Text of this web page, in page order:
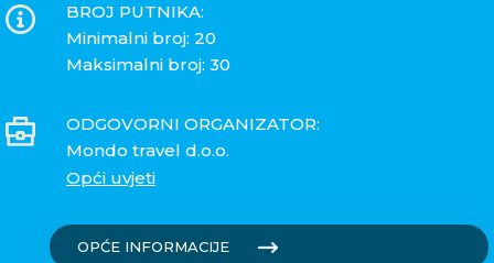
BROJ PUTNIKA:
Minimalni broj: 20
Maksimalni broj: 30
ODGOVORNI ORGANIZATOR:
Mondo travel d.o.o.
Opći uvjeti
OPĆE INFORMACIJE